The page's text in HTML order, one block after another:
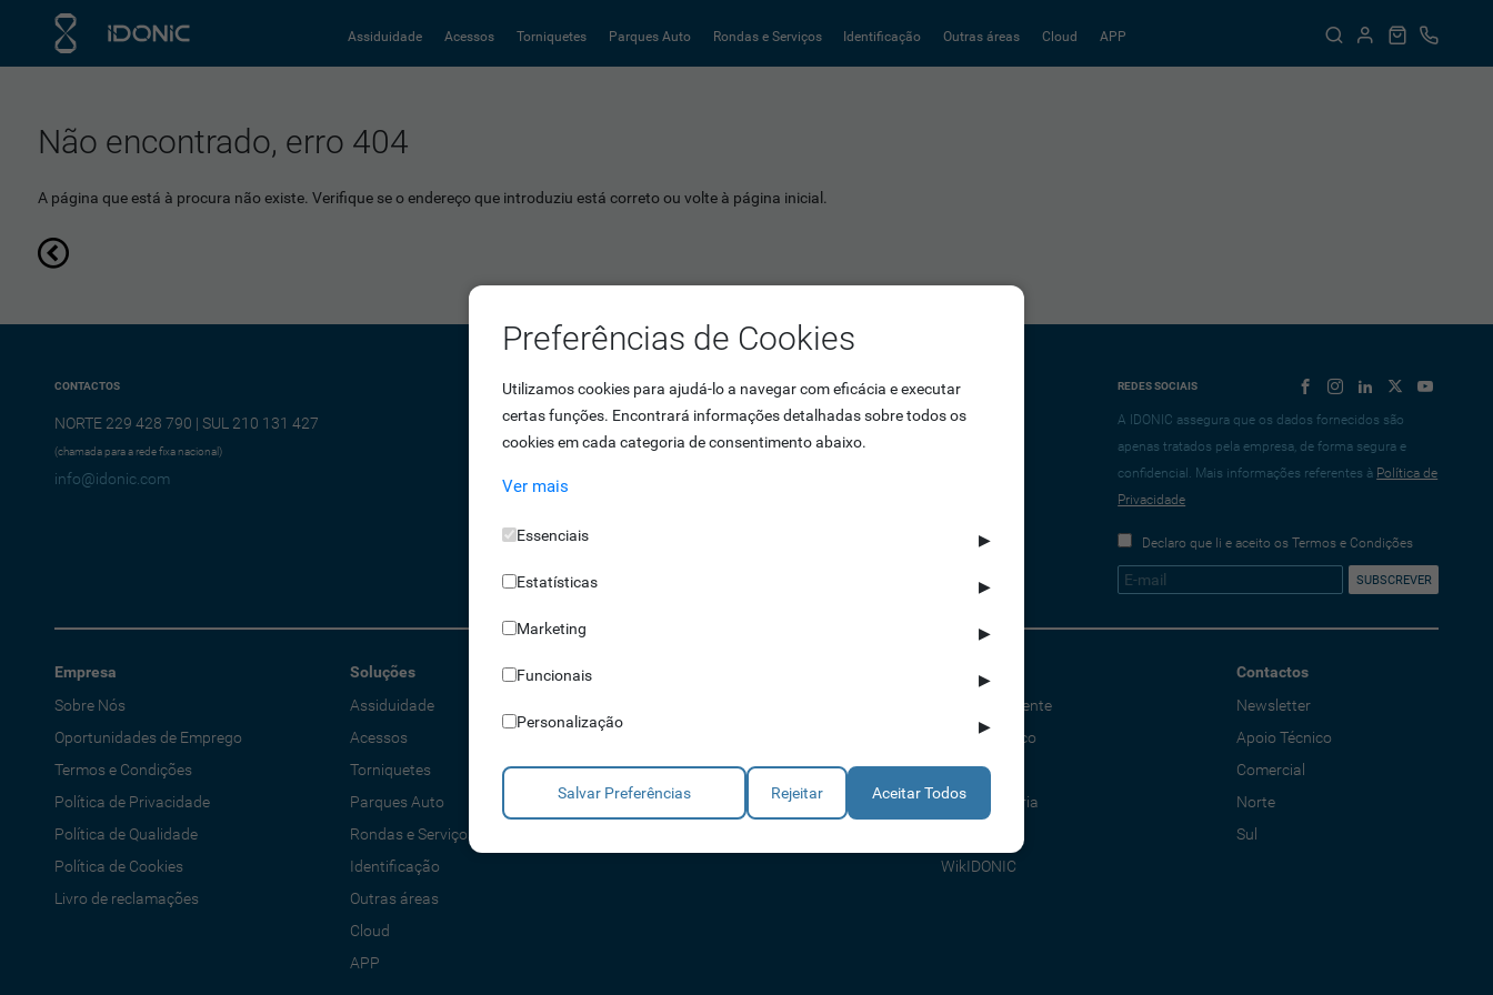
Assiduidade Acessos Torniquetes Parques Auto Rondas e Serviços Identificação Outras áreas Cloud APP
Não encontrado, erro 404
A página que está à procura não existe. Verifique se o endereço que introduziu está correto ou volte à página inicial.
CONTACTOS
NORTE 229 428 790 | SUL 210 131 427
(chamada para a rede fixa nacional)
info@idonic.com
REDES SOCIAIS
A IDONIC assegura que os dados fornecidos são
apenas tratados pela empresa, de forma segura e
confidencial. Mais informações referentes à Política de
Privacidade
Declaro que li e aceito os Termos e Condições
Empresa
Sobre Nós
Oportunidades de Emprego
Termos e Condições
Política de Privacidade
Política de Qualidade
Política de Cookies
Livro de reclamações
Soluções
Assiduidade
Acessos
Torniquetes
Parques Auto
Rondas e Serviços
Identificação
Outras áreas
Cloud
APP
Integradores
Ajuda
Apoio ao Cliente
Apoio Técnico
Comercial
Consultadoria
WikIDONIC
Contactos
Newsletter
Apoio Técnico
Comercial
Norte
Sul
Preferências de Cookies
Utilizamos cookies para ajudá-lo a navegar com eficácia e executar
certas funções. Encontrará informações detalhadas sobre todos os
cookies em cada categoria de consentimento abaixo.
Ver mais
Essenciais ▶
Estatísticas ▶
Marketing ▶
Funcionais ▶
Personalização ▶
Salvar Preferências Rejeitar Aceitar Todos